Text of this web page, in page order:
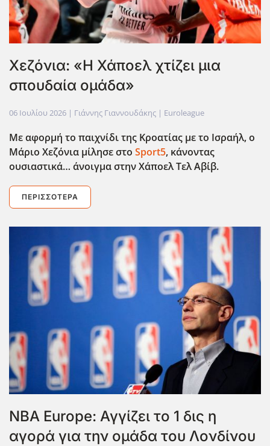
Χεζόνια: «Η Χάποελ χτίζει μια
σπουδαία ομάδα»
06 Ιουλίου 2026 | Γιάννης Γιαννουδάκης | Euroleague
Με αφορμή το παιχνίδι της Κροατίας με το Ισραήλ, ο
Μάριο Χεζόνια μίλησε στο Sport5, κάνοντας
ουσιαστικά… άνοιγμα στην Χάποελ Τελ Αβίβ.
ΠΕΡΙΣΣΌΤΕΡΑ
NBA Europe: Αγγίζει το 1 δις η
αγορά για την ομάδα του Λονδίνου